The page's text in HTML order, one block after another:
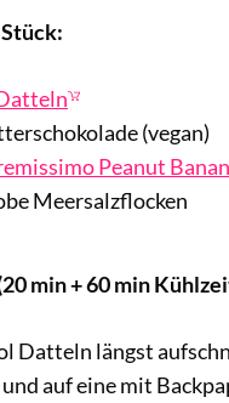
(vegan)
Peanut
Meersalzflocken
min + 60 min
Datteln längst
auf eine mit